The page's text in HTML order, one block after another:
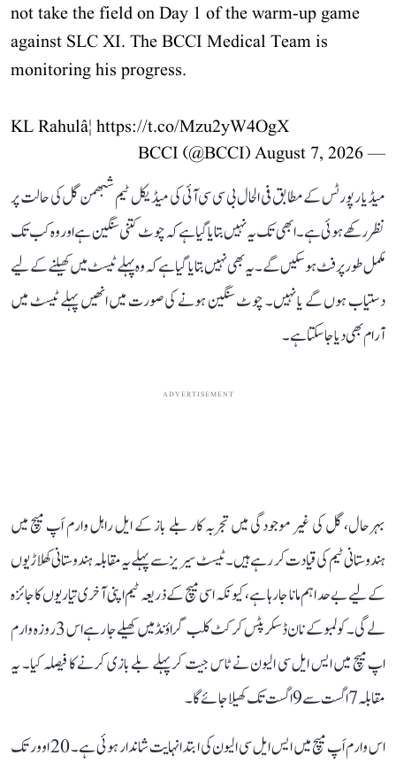
not take the field on Day 1 of the warm-up game
against SLC XI. The BCCI Medical Team is
monitoring his progress.
KL Rahulâ¦ https://t.co/Mzu2yW4OgX
— BCCI (@BCCI)
August 7, 2026
میڈیا رپورٹس کے مطابق فی الحال بی سی سی آئی کی میڈیکل ٹیم شبھمن گل کی حالت پر
نظر رکھے ہوئی ہے۔ ابھی تک یہ نہیں بتایا گیا ہے کہ چوٹ کتنی سنگین ہے اور وہ کب تک
مکمل طور پر فٹ ہو سکیں گے۔ یہ بھی نہیں بتایا گیا ہے کہ وہ پہلے ٹیسٹ میں کھیلنے کے لیے
دستیاب ہوں گے یا نہیں۔ چوٹ سنگین ہونے کی صورت میں انھیں پہلے ٹیسٹ میں
آرام بھی دیا جا سکتا ہے۔
ADVERTISEMENT
بہرحال، گل کی غیر موجودگی میں تجربہ کار بلے باز کے ایل راہل وارم اَپ میچ میں
ہندوستانی ٹیم کی قیادت کر رہے ہیں۔ ٹیسٹ سیریز سے پہلے یہ مقابلہ ہندوستانی کھلاڑیوں
کے لیے بے حد اہم مانا جا رہا ہے، کیونکہ اسی میچ کے ذریعہ ٹیم اپنی آخری تیاریوں کا جائزہ
لے گی۔ کولمبو کے نان ڈسکرپٹس کرکٹ کلب گراؤنڈ میں کھیلے جا رہے اس 3 روزہ وارم
اپ میچ میں ایس ایل سی الیون نے ٹاس جیت کر پہلے بلے بازی کرنے کا فیصلہ کیا۔ یہ
مقابلہ 7 اگست سے 9 اگست تک کھیلا جائے گا۔
اس وارم اَپ میچ میں ایس ایل سی الیون کی ابتدا نہایت شاندار ہوئی ہے۔ 20 اوور تک